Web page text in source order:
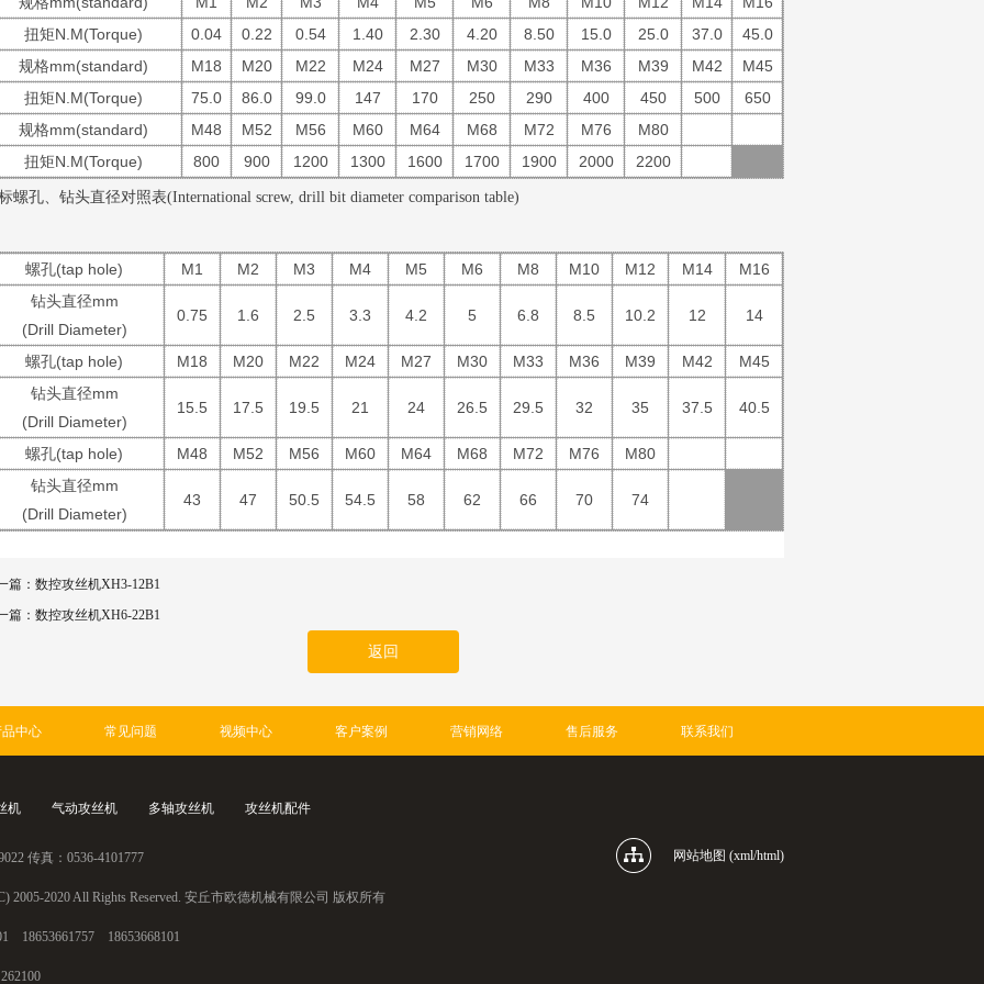
扭矩N.M(Torque) 0.04 0.22 0.54 1.40 2.30 4.20 8.50 15.0 25.0 37.0
45.0
规格mm(standard) M18 M20 M22 M24 M27 M30 M33 M36 M39 M42
M45
扭矩N.M(Torque) 75.0 86.0 99.0 147 170 250 290 400 450 500
650
规格mm(standard) M48 M52 M56 M60 M64 M68 M72 M76
M80
扭矩N.M(Torque) 800 900 1200 1300 1600 1700 1900 2000 2200
螺孔、钻头直径对照表(International screw, drill bit diameter comparison table)
螺孔(tap hole) M1 M2 M3 M4 M5 M6 M8 M10 M12 M14
M16
钻头直径mm
(Drill Diameter)
0.75 1.6 2.5 3.3 4.2 5 6.8 8.5 10.2 12 14
螺孔(tap hole) M18 M20 M22 M24 M27 M30 M33 M36 M39 M42
M45
钻头直径mm
(Drill Diameter)
15.5 17.5 19.5 21 24 26.5 29.5 32 35 37.5 40.5
螺孔(tap hole) M48 M52 M56 M60 M64 M68 M72 M76
M80
钻头直径mm
(Drill Diameter)
43 47 50.5 54.5 58 62 66 70 74
篇： 数控攻丝机XH3-12B1
篇： 数控攻丝机XH6-22B1
返回
中心 常见问题 视频中心 客户案例 营销网络 售后服务 联系我们
机 气动攻丝机 多轴攻丝机 攻丝机配件
传真：0536-4101777
2005-2020 All Rights Reserved. 安丘市欧德机械有限公司 版权所有
18653661757 18653668101
网站地图 (xml/html)